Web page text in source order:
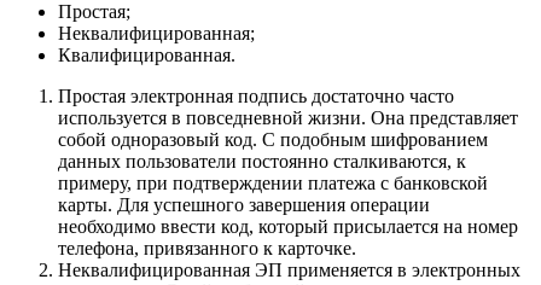
Простая;
Неквалифицированная;
Квалифицированная.
Простая электронная подпись достаточно часто
используется в повседневной жизни. Она представляет
собой одноразовый код. С подобным шифрованием
данных пользователи постоянно сталкиваются, к
примеру, при подтверждении платежа с банковской
карты. Для успешного завершения операции
необходимо ввести код, который присылается на номер
телефона, привязанного к карточке.
Неквалифицированная ЭП применяется в электронных